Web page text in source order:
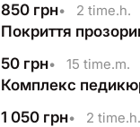
850 грн• 2 time.h.
Покриття
50 грн• 15 time.m.
Комплекс
1 050 грн• 2 time.h.